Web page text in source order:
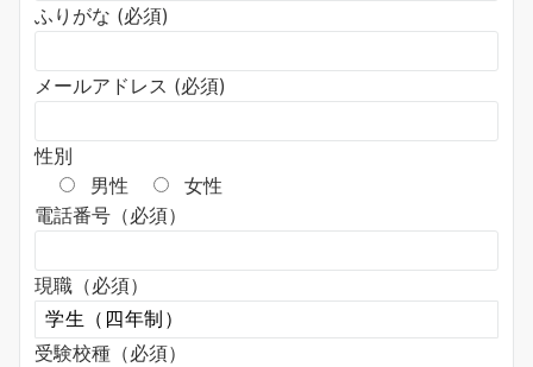
ふりがな (必須)
メールアドレス (必須)
性別
男性
女性
電話番号（必須）
現職（必須）
受験校種（必須）